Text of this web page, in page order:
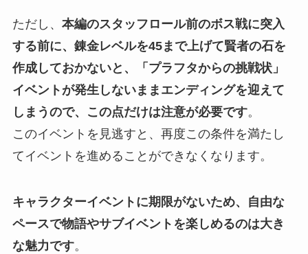
ただし、 本編のスタッフロール前のボス戦に突入
する前に、錬金レベルを45まで上げて賢者の石を
作成しておかないと、「プラフタからの挑戦状」
イベントが発生しないままエンディングを迎えて
しまうので、この点だけは注意が必要です。
このイベントを見逃すと、再度この条件を満たし
てイベントを進めることができなくなります。
キャラクターイベントに期限がないため、自由な
ペースで物語やサブイベントを楽しめるのは大き
な魅力です。